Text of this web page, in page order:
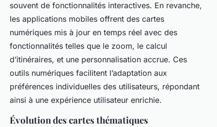
souvent de fonctionnalités interactives. En revanche,
les applications mobiles offrent des cartes
numériques mis à jour en temps réel avec des
fonctionnalités telles que le zoom, le calcul
d’itinéraires, et une personnalisation accrue. Ces
outils numériques facilitent l’adaptation aux
préférences individuelles des utilisateurs, répondant
ainsi à une expérience utilisateur enrichie.
Évolution des cartes thématiques